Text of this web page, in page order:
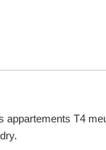
appartements T4